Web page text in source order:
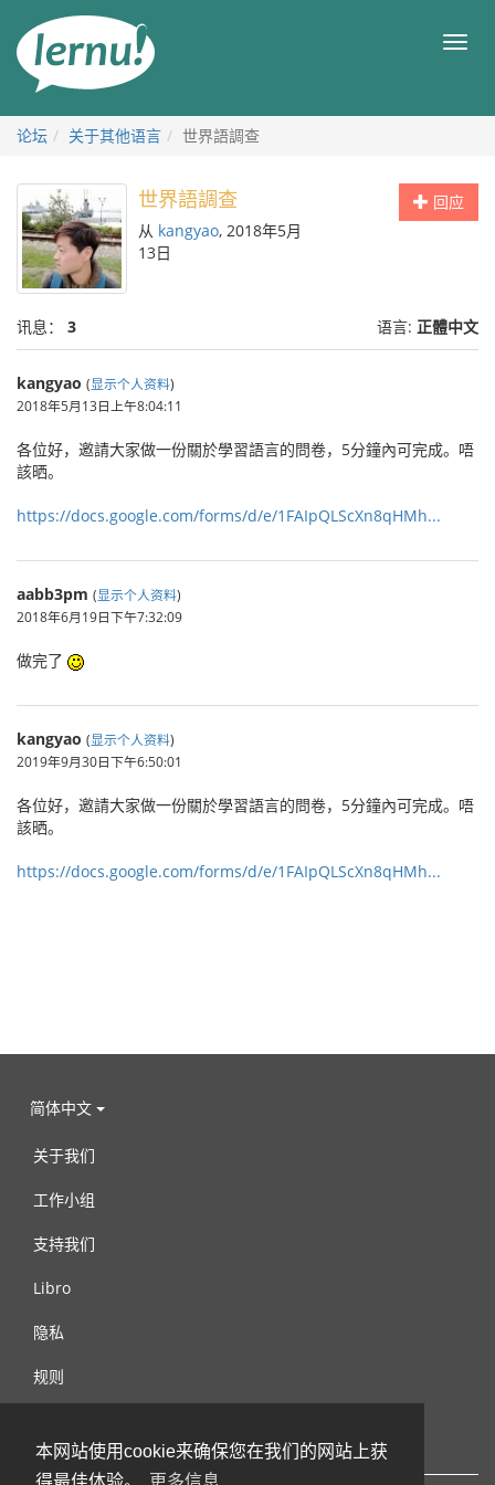
本网站使用cookie来确保您在我们的网站上获
目
论坛 关于其他语言 世界語調查
回应
世界語調查
从 kangyao, 2018年5月
13日
讯息： 3 语言: 正體中文
kangyao (显示个人资料)
2018年5月13日上午8:04:11
‎各位好，邀請大家做一份關於學習語言的問卷，5分鐘內可完成。唔
該晒。
https://docs.google.com/forms/d/e/1FAIpQLScXn8qHMh...
aabb3pm (显示个人资料)
2018年6月19日下午7:32:09
做完了
kangyao (显示个人资料)
2019年9月30日下午6:50:01
‎各位好，邀請大家做一份關於學習語言的問卷，5分鐘內可完成。唔
該晒。
https://docs.google.com/forms/d/e/1FAIpQLScXn8qHMh...
简体中文
关于我们
工作小组
支持我们
Libro
隐私
规则